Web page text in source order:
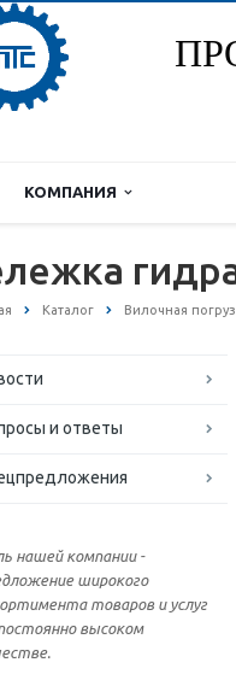
КОМПАНИЯ
Каталог Вилочная
и ответы
нашей компании -
широкого
товаров и услуг
высоком